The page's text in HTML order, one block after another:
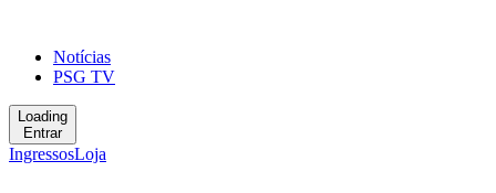
Notícias
PSG TV
Loading
Entrar
IngressosLoja